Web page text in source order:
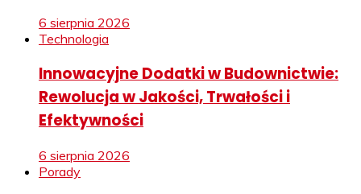
6 sierpnia 2026
Technologia
Innowacyjne Dodatki w Budownictwie:
Rewolucja w Jakości, Trwałości i
Efektywności
6 sierpnia 2026
Porady